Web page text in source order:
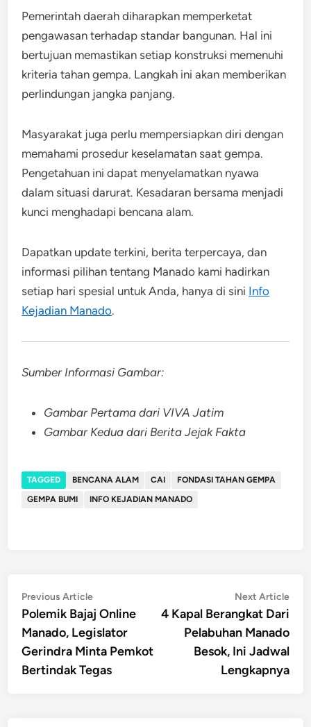
Pemerintah daerah diharapkan memperketat
pengawasan terhadap standar bangunan. Hal ini
bertujuan memastikan setiap konstruksi memenuhi
kriteria tahan gempa. Langkah ini akan memberikan
perlindungan jangka panjang.
Masyarakat juga perlu mempersiapkan diri dengan
memahami prosedur keselamatan saat gempa.
Pengetahuan ini dapat menyelamatkan nyawa
dalam situasi darurat. Kesadaran bersama menjadi
kunci menghadapi bencana alam.
Dapatkan update terkini, berita terpercaya, dan
informasi pilihan tentang Manado kami hadirkan
setiap hari spesial untuk Anda, hanya di sini Info
Kejadian Manado.
Sumber Informasi Gambar:
Gambar Pertama dari VIVA Jatim
Gambar Kedua dari Berita Jejak Fakta
TAGGED BENCANA ALAM CAI
FONDASI TAHAN GEMPA
GEMPA BUMI
INFO KEJADIAN MANADO
Post
navigation
Previous ArticlePrevious
article:
Polemik Bajaj Online
Manado, Legislator
Gerindra Minta Pemkot
Bertindak Tegas
Next Article
4 Kapal Berangkat Dari
Pelabuhan Manado
Besok, Ini Jadwal
Lengkapnya